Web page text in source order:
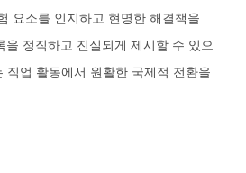
요소를 인지하고 현명한 해결책을
을 정직하고 진실되게 제시할 수 있으
직업 활동에서 원활한 국제적 전환을